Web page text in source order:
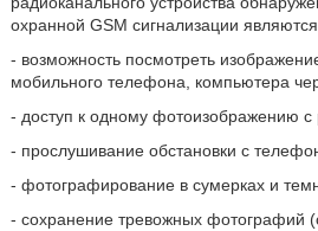
охранной GSM сигнализации
- возможность посмотреть
мобильного телефона, компьютера
- доступ к одному фотоизображению
- прослушивание обстановки с
- фотографирование в сумерках и
- сохранение тревожных фотографий